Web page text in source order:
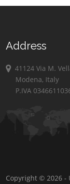
Address
41124 Via M.
Modena, Italy
P.IVA
Copyright © 2026 -